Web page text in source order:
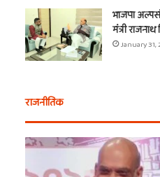
भाजपा
मंत्री
January 31,
राजनीतिक